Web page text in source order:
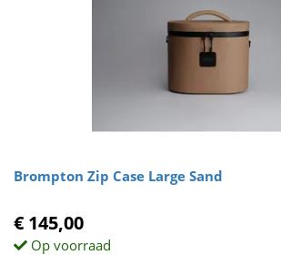
Brompton Zip Case Large Sand
€ 145,00
Op voorraad